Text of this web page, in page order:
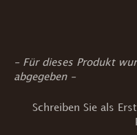
- Für dieses Produkt
abgegeben -
Schreiben Sie als
New content loaded